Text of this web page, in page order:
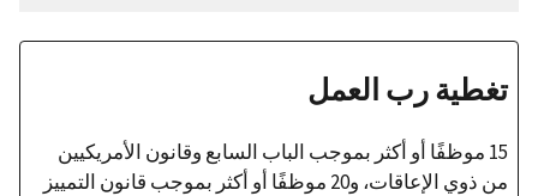
تغطية رب العمل
15 موظفًا أو أكثر بموجب الباب السابع وقانون الأمريكيين
من ذوي الإعاقات، و20 موظفًا أو أكثر بموجب قانون التمييز